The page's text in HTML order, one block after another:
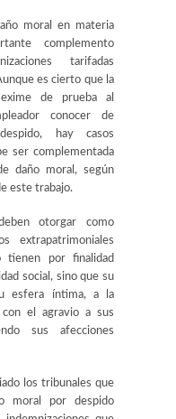
moral en materia
complemento
tarifadas
es cierto que la
de prueba al
conocer de
hay casos
ser complementada
daño moral, según
este trabajo.
otorgar como
extrapatrimoniales
tienen por finalidad
social, sino que su
esfera íntima, a la
el agravio a sus
sus afecciones
los tribunales que
moral por despido